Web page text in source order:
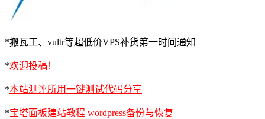
*搬瓦工、vultr等超低价VPS补货第一时间通知
*欢迎投稿！
*本站测评所用一键测试代码分享
*宝塔面板建站教程 wordpress备份与恢复